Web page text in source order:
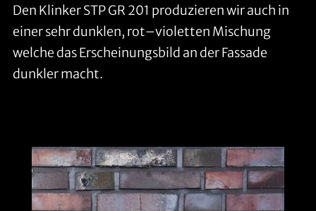
Den Klinker STP GR 201 produzieren wir auch in
einer sehr dunklen, rot–violetten Mischung
welche das Erscheinungsbild an der Fassade
dunkler macht.